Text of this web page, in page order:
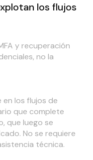
los flujos
y recuperación
no la
los flujos de
que complete
que luego se
No se requiere
técnica.